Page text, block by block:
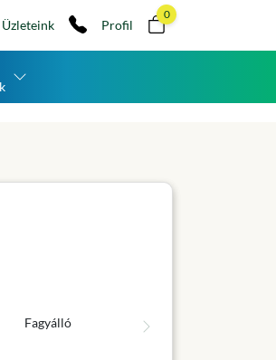
Üzleteink Profil
0
Fagyálló